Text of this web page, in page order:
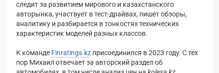
следит за развитием мирового и казахстанского
авторынка, участвует в тест-драйвах, пишет обзоры,
аналитику и разбирается в тонкостях технических
характеристик моделей разных классов.
К команде Finratings.kz присоединился в 2023 году. С тех
пор Михаил отвечает за авторский раздел об